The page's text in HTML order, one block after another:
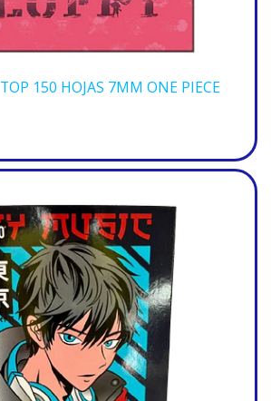
150 HOJAS 7MM ONE PIECE